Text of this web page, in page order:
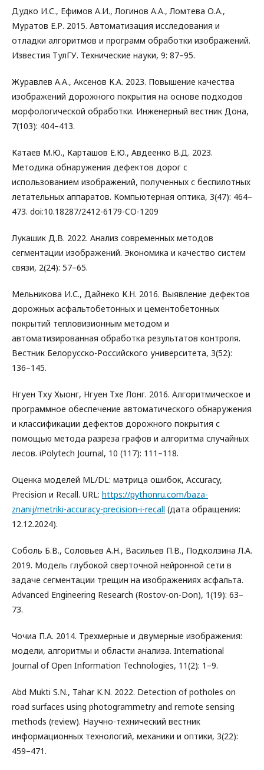
Дудко И.С., Ефимов А.И., Логинов А.А., Ломтева О.А.,
Муратов Е.Р. 2015. Автоматизация исследования и
отладки алгоритмов и программ обработки изображений.
Известия ТулГУ. Технические науки, 9: 87–95.
Журавлев А.А., Аксенов К.А. 2023. Повышение качества
изображений дорожного покрытия на основе подходов
морфологической обработки. Инженерный вестник Дона,
7(103): 404–413.
Катаев М.Ю., Карташов Е.Ю., Авдеенко В.Д. 2023.
Методика обнаружения дефектов дорог с
использованием изображений, полученных с беспилотных
летательных аппаратов. Компьютерная оптика, 3(47): 464–
473. doi:10.18287/2412-6179-CO-1209
Лукашик Д.В. 2022. Анализ современных методов
сегментации изображений. Экономика и качество систем
связи, 2(24): 57–65.
Мельникова И.С., Дайнеко К.Н. 2016. Выявление дефектов
дорожных асфальтобетонных и цементобетонных
покрытий тепловизионным методом и
автоматизированная обработка результатов контроля.
Вестник Белорусско-Российского университета, 3(52):
136–145.
Нгуен Тху Хыонг, Нгуен Тхе Лонг. 2016. Алгоритмическое и
программное обеспечение автоматического обнаружения
и классификации дефектов дорожного покрытия с
помощью метода разреза графов и алгоритма случайных
лесов. iPolytech Journal, 10 (117): 111–118.
Оценка моделей ML/DL: матрица ошибок, Accuracy,
Precision и Recall. URL: https://pythonru.com/baza-
znanij/metriki-accuracy-precision-i-recall (дата обращения:
12.12.2024).
Соболь Б.В., Соловьев А.Н., Васильев П.В., Подколзина Л.А.
2019. Модель глубокой сверточной нейронной сети в
задаче сегментации трещин на изображениях асфальта.
Advanced Engineering Research (Rostov-on-Don), 1(19): 63–
73.
Чочиа П.А. 2014. Трехмерные и двумерные изображения:
модели, алгоритмы и области анализа. International
Journal of Open Information Technologies, 11(2): 1–9.
Abd Mukti S.N., Tahar K.N. 2022. Detection of potholes on
road surfaces using photogrammetry and remote sensing
methods (review). Научно-технический вестник
информационных технологий, механики и оптики, 3(22):
459–471.